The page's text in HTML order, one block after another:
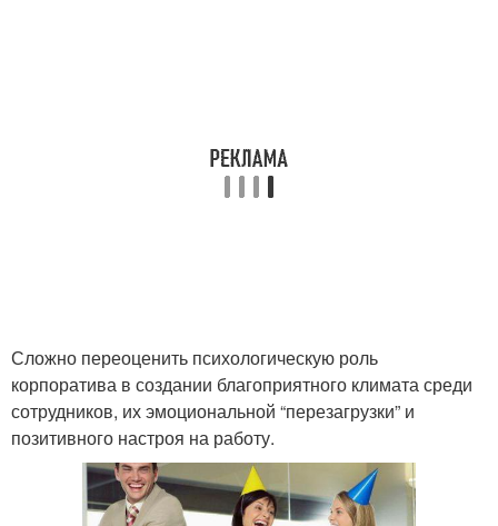
Сложно переоценить психологическую роль
корпоратива в создании благоприятного климата среди
сотрудников, их эмоциональной “перезагрузки” и
позитивного настроя на работу.